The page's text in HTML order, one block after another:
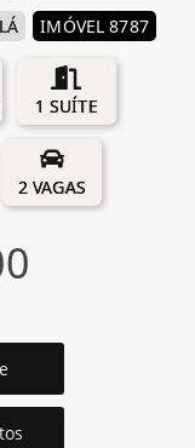
IMÓVEL 8787
1 SUÍTE
2 VAGAS